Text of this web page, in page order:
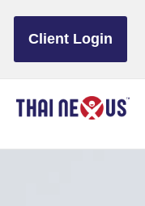
Client Login